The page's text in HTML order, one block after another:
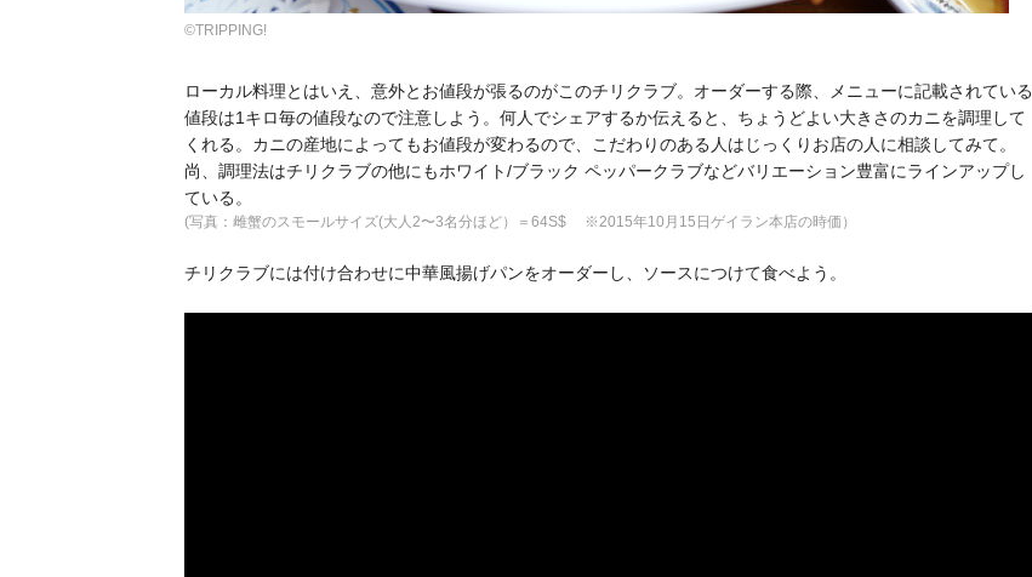
©TRIPPING!
ローカル料理とはいえ、意外とお値段が張るのがこのチリクラブ。オーダーする際、メニューに記載されている
値段は1キロ毎の値段なので注意しよう。何人でシェアするか伝えると、ちょうどよい大きさのカニを調理して
くれる。カニの産地によってもお値段が変わるので、こだわりのある人はじっくりお店の人に相談してみて。
尚、調理法はチリクラブの他にもホワイト/ブラック ペッパークラブなどバリエーション豊富にラインアップし
ている。
(写真：雌蟹のスモールサイズ(大人2〜3名分ほど）＝64S$ ※2015年10月15日ゲイラン本店の時価）
チリクラブには付け合わせに中華風揚げパンをオーダーし、ソースにつけて食べよう。